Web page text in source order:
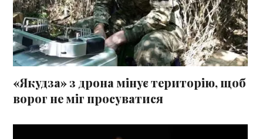
«Якудза» з дрона мінує територію, щоб
ворог не міг просуватися